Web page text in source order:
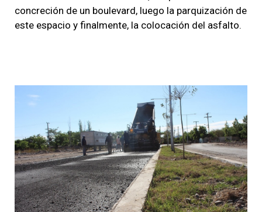
concreción de un boulevard, luego la parquización de
este espacio y finalmente, la colocación del asfalto.